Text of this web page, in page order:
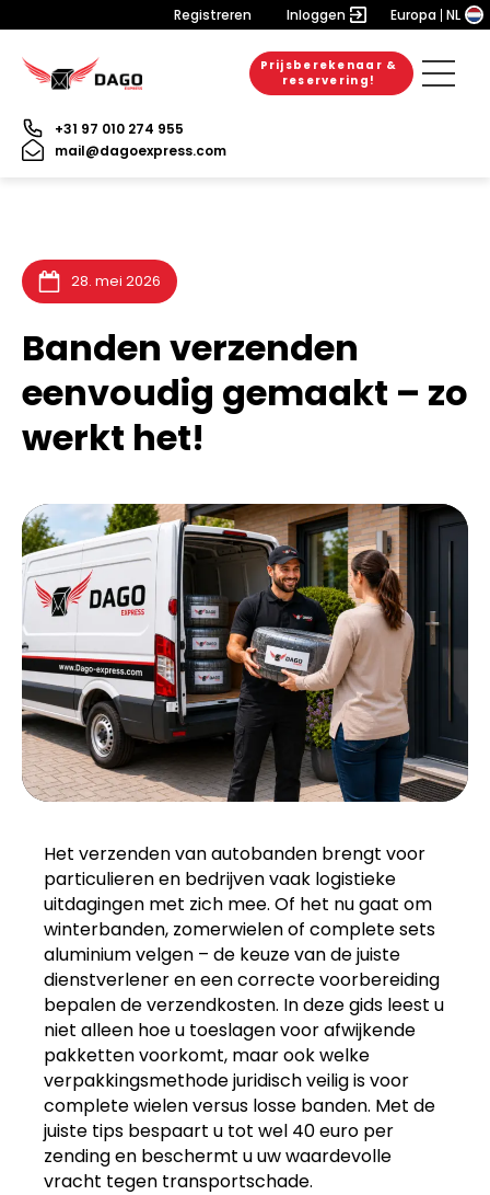
Registreren Inloggen Europa NL
Prijsberekenaar &
reservering!
+31 97 010 274 955
mail@dagoexpress.com
28. mei 2026
Banden verzenden
eenvoudig gemaakt – zo
werkt het!
Het verzenden van autobanden brengt voor
particulieren en bedrijven vaak logistieke
uitdagingen met zich mee. Of het nu gaat om
winterbanden, zomerwielen of complete sets
aluminium velgen – de keuze van de juiste
dienstverlener en een correcte voorbereiding
bepalen de verzendkosten. In deze gids leest u
niet alleen hoe u toeslagen voor afwijkende
pakketten voorkomt, maar ook welke
verpakkingsmethode juridisch veilig is voor
complete wielen versus losse banden. Met de
juiste tips bespaart u tot wel 40 euro per
zending en beschermt u uw waardevolle
vracht tegen transportschade.
6. augustus 2026
20. juli 2026
6. juli 2026